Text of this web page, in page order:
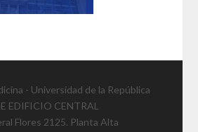
- Universidad de la República
EDIFICIO CENTRAL
Flores 2125. Planta Alta